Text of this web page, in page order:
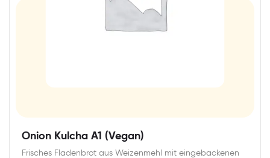
Onion Kulcha A1 (Vegan)
Frisches Fladenbrot aus Weizenmehl mit eingebackenen